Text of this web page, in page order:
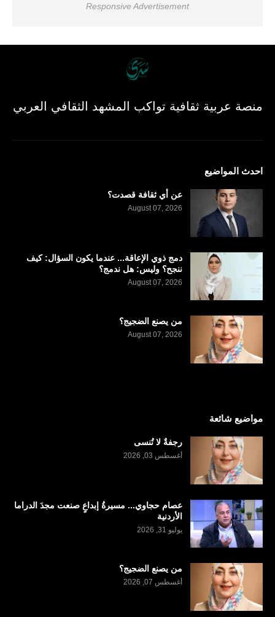
Responsive Advertisement
منصة عربية ثقافية تواكب المشهد الثقافي العربي
احدث المواضيع
عن أي ثقافة قصدت؟
August 07, 2026
دمج ذوي الإعاقة... عندما يكون السؤال: كيف
ننجح؟ وليس: هل ندمج؟
August 07, 2026
من يصنع الضجيج؟
August 07, 2026
مواضيع شائعة
رجفةٌ لا تُنسى
أغسطس 03, 2026
عصام حجاوي... مسيرةُ إبداعٍ صنعت مجدَ الدراما
الأردنية
يوليو 31, 2026
من يصنع الضجيج؟
أغسطس 07, 2026